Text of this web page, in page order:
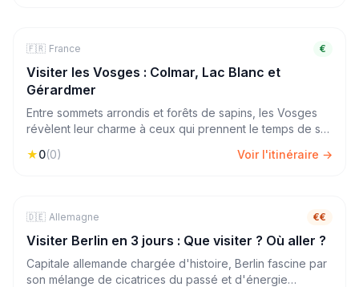
🏔️ Nature & Rando jours
🇫🇷 France €
Visiter les Vosges : Colmar, Lac Blanc et
Gérardmer
Entre sommets arrondis et forêts de sapins, les Vosges
révèlent leur charme à ceux qui prennent le temps de s'y
— un week-end prolongé au grand air à deux pas de
★0(0) Voir l'itinéraire →
🏙️ City Trip jours
🇩🇪 Allemagne €€
Visiter Berlin en 3 jours : Que visiter ? Où aller ?
Capitale allemande chargée d'histoire, Berlin fascine par
son mélange de cicatrices du passé et d'énergie